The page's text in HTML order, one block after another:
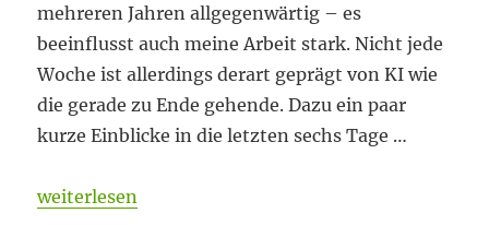
mehreren Jahren allgegenwärtig – es
beeinflusst auch meine Arbeit stark. Nicht jede
Woche ist allerdings derart geprägt von KI wie
die gerade zu Ende gehende. Dazu ein paar
kurze Einblicke in die letzten sechs Tage …
„Normalität durch Wiederholung“
weiterlesen